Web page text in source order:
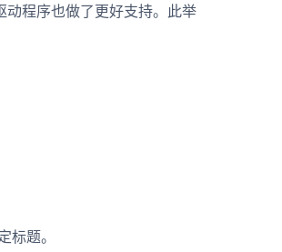
动程序也做了更好支持。此举
题。